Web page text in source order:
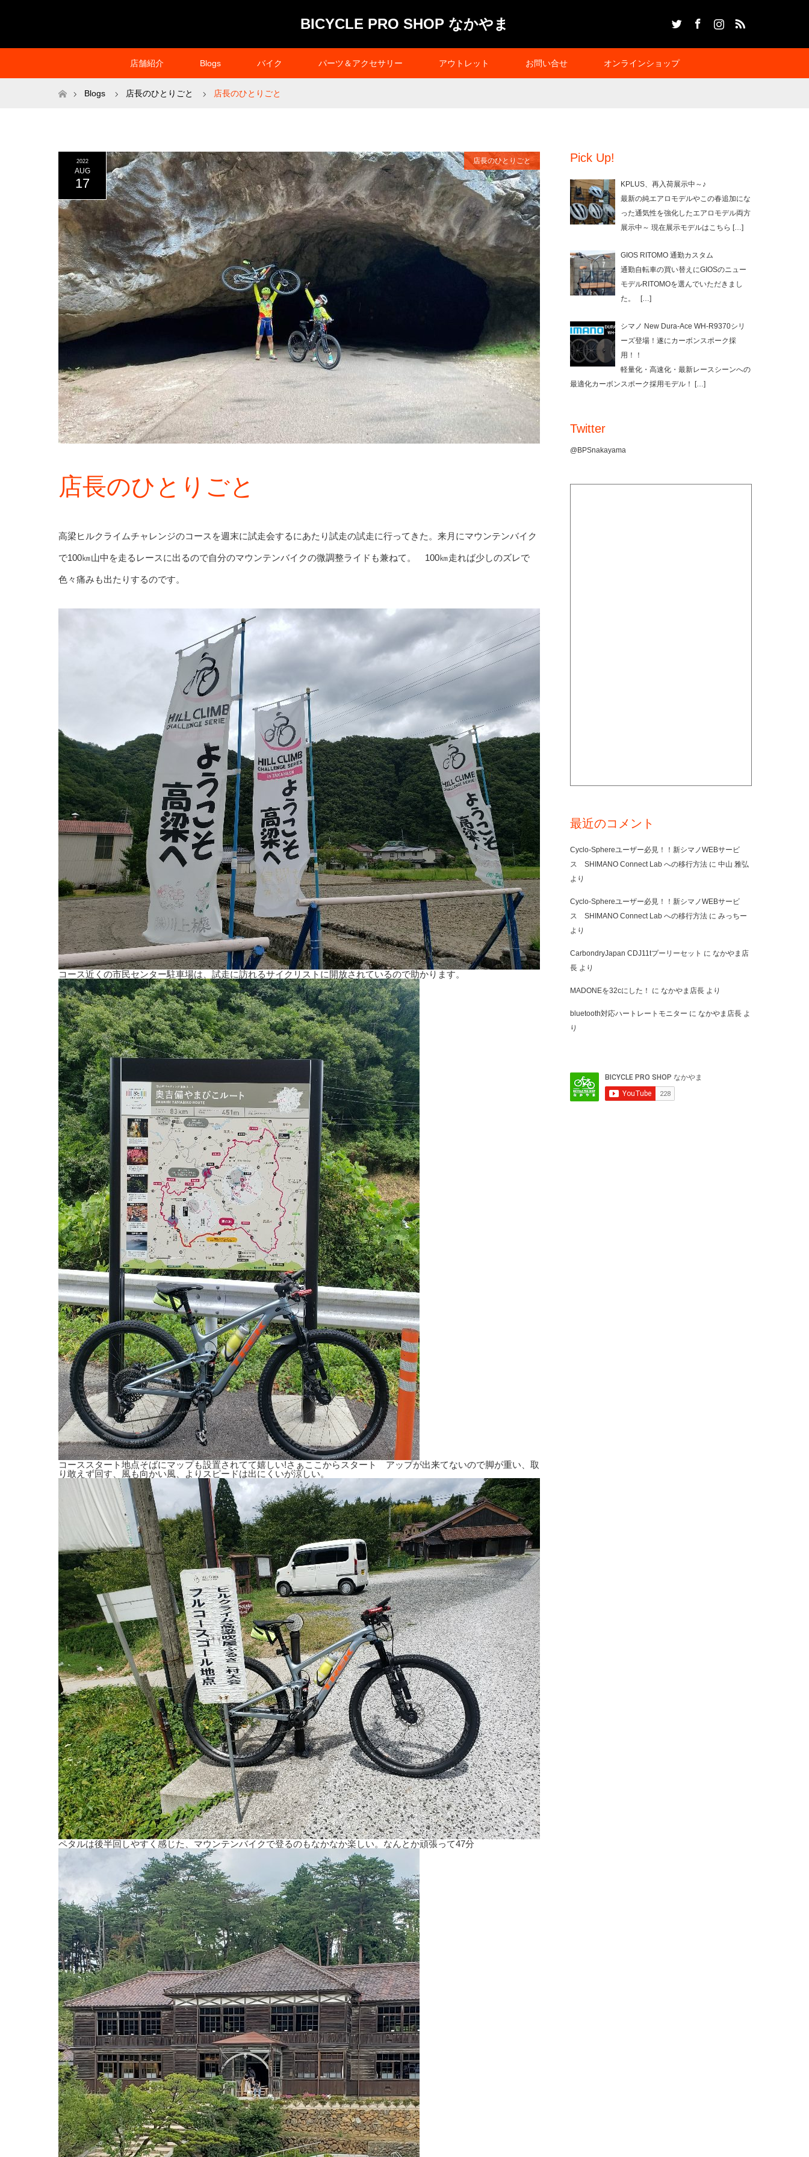
BICYCLE PRO SHOP なかやま
店舗紹介 Blogs バイク パーツ＆アクセサリー アウトレット お問い合せ オンラインショップ
ホームBlogs 店長のひとりごと 店長のひとりごと
2022
AUG
17
店長のひとりごと
店長のひとりごと
高梁ヒルクライムチャレンジのコースを週末に試走会するにあたり試走の試走に行ってきた。来月にマウンテンバイク
で100㎞山中を走るレースに出るので自分のマウンテンバイクの微調整ライドも兼ねて。 100㎞走れば少しのズレで
色々痛みも出たりするのです。
コース近くの市民センター駐車場は、試走に訪れるサイクリストに開放されているので助かります。
コーススタート地点そばにマップも設置されてて嬉しい!さぁここからスタート アップが出来てないので脚が重い、取
り敢えず回す、風も向かい風、よりスピードは出にくいが涼しい。
ペタルは後半回しやすく感じた、マウンテンバイクで登るのもなかなか楽しい。なんとか頑張って47分
Pick Up!
KPLUS、再入荷展示中～♪
最新の純エアロモデルやこの春追加にな
った通気性を強化したエアロモデル両方
展示中～ 現在展示モデルはこちら […]
GIOS RITOMO 通勤カスタム
通勤自転車の買い替えにGIOSのニュー
モデルRITOMOを選んでいただきまし
た。
[…]
シマノ New Dura-Ace WH-R9370シリ
ーズ登場！遂にカーボンスポーク採
用！！
軽量化・高速化・最新レースシーンへの
最適化カーボンスポーク採用モデル！
[…]
Twitter
@BPSnakayama
最近のコメント
Cyclo-Sphereユーザー必見！！新シマノWEBサービ
ス SHIMANO Connect Lab への移行方法 に 中山 雅弘
より
Cyclo-Sphereユーザー必見！！新シマノWEBサービ
ス SHIMANO Connect Lab への移行方法 に みっちー
より
CarbondryJapan CDJ11tプーリーセット に なかやま店
長 より
MADONEを32cにした！ に なかやま店長 より
bluetooth対応ハートレートモニター に なかやま店長 よ
り